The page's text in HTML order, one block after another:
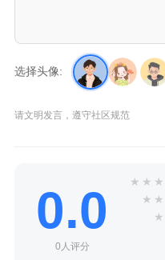
选择头像:
请文明发言，遵守社区规范
0.0
0人评分
★ ★ ★
★ ★
★